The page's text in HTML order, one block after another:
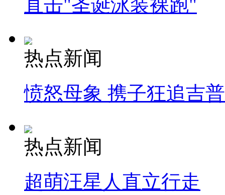
直击"圣诞泳装裸跑"
热点新闻
愤怒母象 携子狂追吉
热点新闻
超萌汪星人直立行走